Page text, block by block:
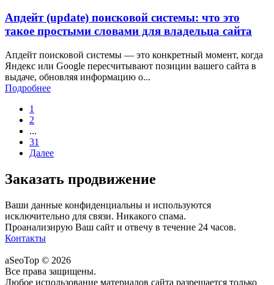
Апдейт (update) поисковой системы: что это
такое простыми словами для владельца сайта
Апдейт поисковой системы — это конкретный момент, когда
Яндекс или Google пересчитывают позиции вашего сайта в
выдаче, обновляя информацию о...
Подробнее
1
2
...
31
Далее
Заказать продвижение
Ваши данные конфиденциальны и используются
исключительно для связи. Никакого спама.
Проанализирую Ваш сайт и отвечу в течение 24 часов.
Контакты
aSeoTop © 2026
Все права защищены.
Любое использование материалов сайта разрешается только